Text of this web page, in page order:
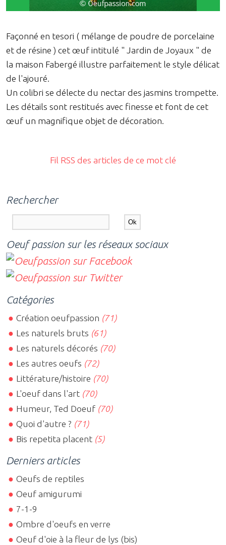
Façonné en tesori ( mélange de poudre de porcelaine
et de résine ) cet œuf intitulé " Jardin de Joyaux " de
la maison Fabergé illustre parfaitement le style délicat
de l'ajouré.
Un colibri se délecte du nectar des jasmins trompette.
Les détails sont restitués avec finesse et font de cet
œuf un magnifique objet de décoration.
Fil RSS des articles de ce mot clé
Rechercher
Oeuf passion sur les réseaux sociaux
Catégories
Création oeufpassion (71)
Les naturels bruts (61)
Les naturels décorés (70)
Les autres oeufs (72)
Littérature/histoire (70)
L'oeuf dans l'art (70)
Humeur, Ted Doeuf (70)
Quoi d'autre ? (71)
Bis repetita placent (5)
Derniers articles
Oeufs de reptiles
Oeuf amigurumi
7-1-9
Ombre d'oeufs en verre
Oeuf d'oie à la fleur de lys (bis)